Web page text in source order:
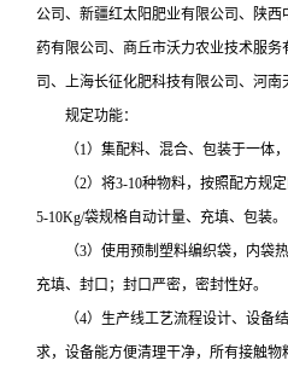
公司、新疆红太阳肥业有限公司、陕
药有限公司、商丘市沃力农业技术服
司、上海长征化肥科技有限公司、河南
规定功能：
（1）集配料、混合、包装于一体，
（2）将3-10种物料，按照配方规定
5-10Kg/袋规格自动计量、充填、包装。
（3）使用预制塑料编织袋，内袋热
充填、封口；封口严密，密封性好。
（4）生产线工艺流程设计、设备结
求，设备能方便清理干净，所有接触物